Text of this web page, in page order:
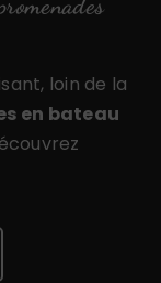
loin de la
en bateau